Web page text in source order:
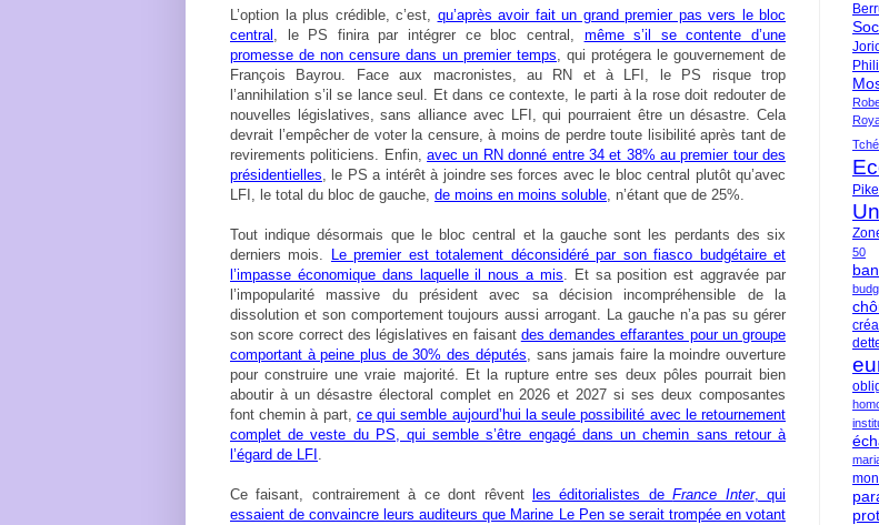
L’option la plus crédible, c’est, qu’après avoir fait un grand premier pas vers le bloc
central , le PS finira par intégrer ce bloc central, même s’il se contente d’une
promesse de non censure dans un premier temps, qui protégera le gouvernement de
François Bayrou. Face aux macronistes, au RN et à LFI, le PS risque trop
l’annihilation s’il se lance seul. Et dans ce contexte, le parti à la rose doit redouter de
nouvelles législatives, sans alliance avec LFI, qui pourraient être un désastre. Cela
devrait l’empêcher de voter la censure, à moins de perdre toute lisibilité après tant de
revirements politiciens. Enfin,avec un RN donné entre 34 et 38% au premier tour des
présidentielles, le PS a intérêt à joindre ses forces avec le bloc central plutôt qu’avec
LFI, le total du bloc de gauche, de moins en moins soluble, n’étant que de 25%.
Tout indique désormais que le bloc central et la gauche sont les perdants des six
derniers mois.
Le premier est totalement déconsidéré par son fiasco budgétaire et
l’impasse économique dans laquelle il nous a mis. Et sa position est aggravée par
l’impopularité massive du président avec sa décision incompréhensible de la
dissolution et son comportement toujours aussi arrogant. La gauche n’a pas su gérer
son score correct des législatives en faisant des demandes effarantes pour un groupe
comportant à peine plus de 30% des députés, sans jamais faire la moindre ouverture
pour construire une vraie majorité. Et la rupture entre ses deux pôles pourrait bien
aboutir à un désastre électoral complet en 2026 et 2027 si ses deux composantes
font chemin à part, ce qui semble aujourd’hui la seule possibilité avec le retournement
complet de veste du PS, qui semble s’être engagé dans un chemin sans retour à
l’égard de LFI .
Ce faisant, contrairement à ce dont rêvent les éditorialistes deFrance Inter, qui
essaient de convaincre leurs auditeurs que Marine Le Pen se serait trompée en votant
50